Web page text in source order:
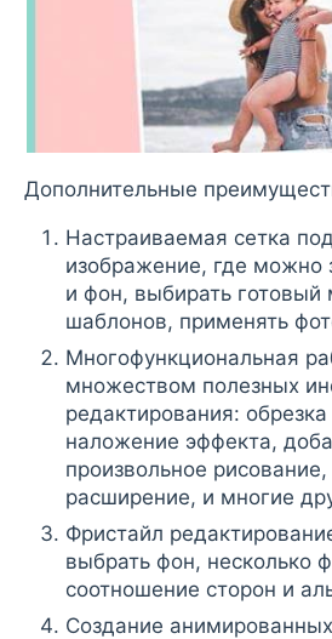
Дополнительные
Настраиваемая сетка
изображение, где можно
и фон, выбирать готовый
шаблонов, применять
Многофункциональная
множеством полезных
редактирования:
наложение эффекта,
произвольное
расширение, и многие
Фристайл
выбрать фон, несколько
соотношение сторон и
Создание